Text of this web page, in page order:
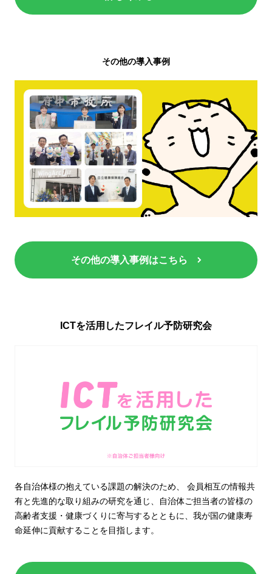
その他の導入事例
その他の導入事例はこちら
ICTを活用したフレイル予防研究会
各自治体様の抱えている課題の解決のため、 会員相互の情報共
有と先進的な取り組みの研究を通じ、自治体ご担当者の皆様の
高齢者支援・健康づくりに寄与するとともに、我が国の健康寿
命延伸に貢献することを目指します。